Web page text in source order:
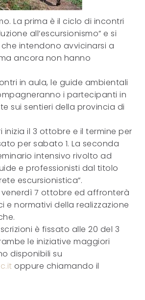
La prima è il ciclo di incontri
all’escursionismo” e si
intendono avvicinarsi a
ancora non hanno
in aula, le guide ambientali
i partecipanti in
sui sentieri della provincia di
inizia il 3 ottobre e il termine per
per sabato 1. La seconda
intensivo rivolto ad
e professionisti dal titolo
escursionistica”.
venerdì 7 ottobre ed affronterà
e normativi della realizzazione
è fissato alle 20 del 3
le iniziative maggiori
disponibili su
oppure chiamando il